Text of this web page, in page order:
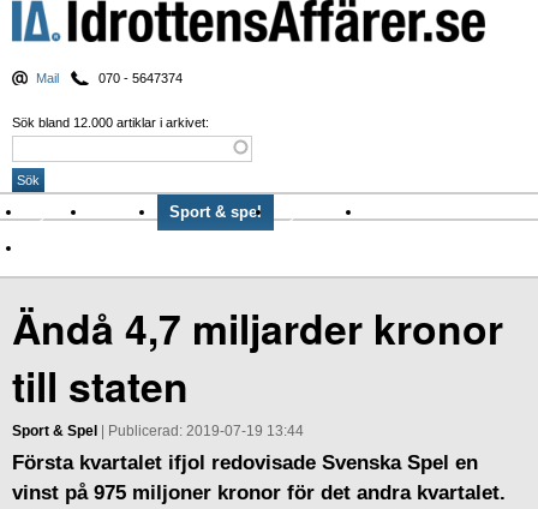
Mail 070 - 5647374
Sök bland 12.000 artiklar i arkivet:
Nyheter Krönikor Sport & spel Nyhetsbrev
Ändå 4,7 miljarder kronor
till staten
Sport & Spel | Publicerad: 2019-07-19 13:44
Första kvartalet ifjol redovisade Svenska Spel en
vinst på 975 miljoner kronor för det andra kvartalet.